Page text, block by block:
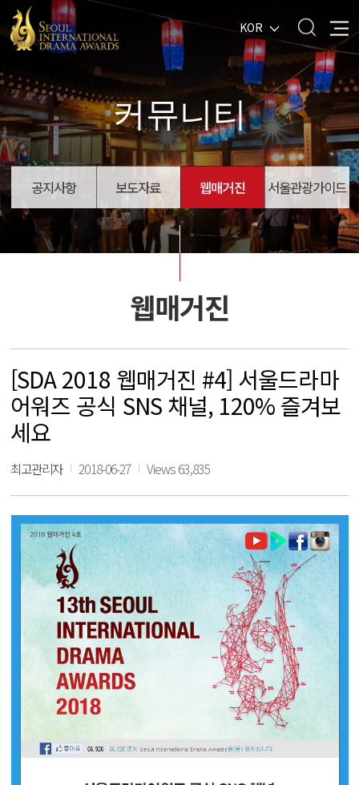
KOR
커뮤니티
공지사항 보도자료 웹매거진 서울관광가이드
웹매거진
[SDA 2018 웹매거진 #4] 서울드라마
어워즈 공식 SNS 채널, 120% 즐겨보
세요
최고관리자 2018-06-27 Views 63,835